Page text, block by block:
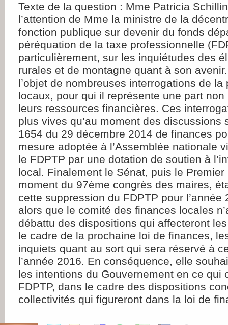
Texte de la question : Mme Patricia
l’attention de Mme la ministre de la
fonction publique sur devenir du fonds
péréquation de la taxe professionnelle
particulièrement, sur les inquiétudes des
rurales et de montagne quant à son
l’objet de nombreuses interrogations de la
locaux, pour qui il représente une part
leurs ressources financières. Ces
plus vives qu’au moment des discussions
1654 du 29 décembre 2014 de finances
mesure adoptée à l’Assemblée nationale
le FDPTP par une dotation de soutien à
local. Finalement le Sénat, puis le Premier
moment du 97ème congrès des maires,
cette suppression du FDPTP pour l’année
alors que le comité des finances locales
débattu des dispositions qui affecteront
le cadre de la prochaine loi de finances,
inquiets quant au sort qui sera réservé à
l’année 2016. En conséquence, elle
les intentions du Gouvernement en ce qui
FDPTP, dans le cadre des dispositions
collectivités qui figureront dans la loi de